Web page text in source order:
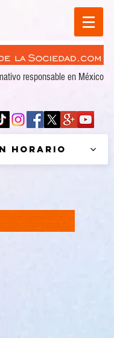
responsable en México
horario